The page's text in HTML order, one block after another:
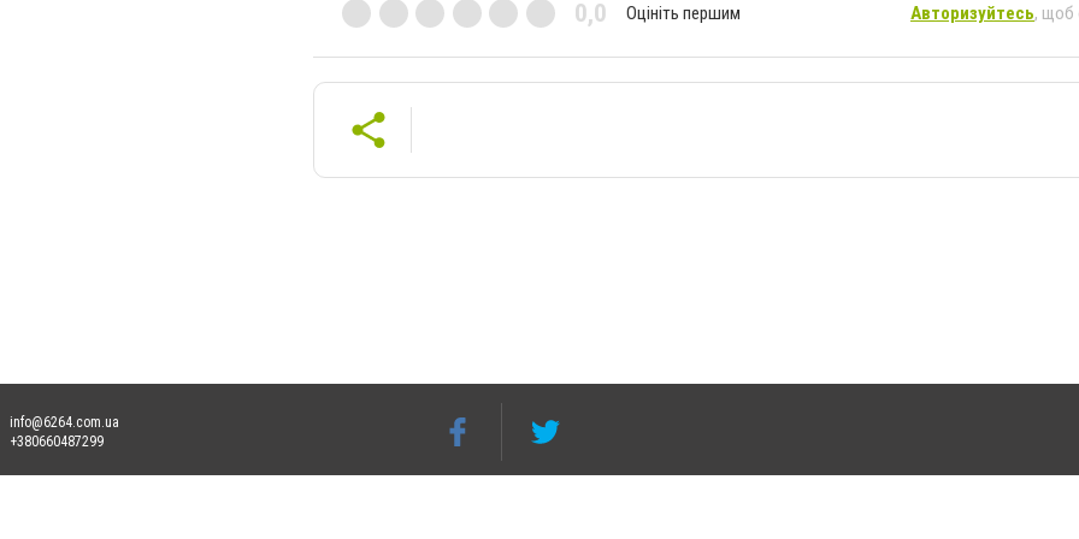
0,0 Оцініть першим Авторизуйтесь, щоб
info@6264.com.ua
+380660487299